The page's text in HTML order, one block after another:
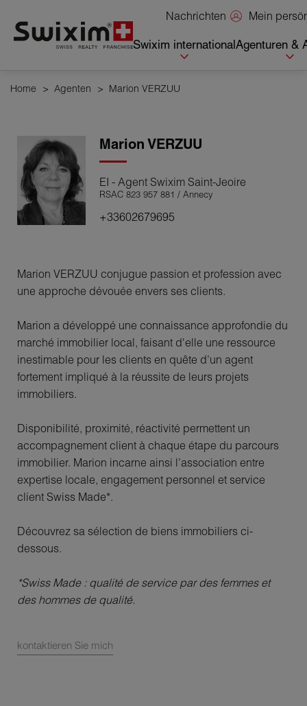
Nachrichten Mein
Swixim internationalAgenturen &
Home > Agenten > Marion VERZUU
Marion VERZUU
EI - Agent Swixim Saint-Jeoire
RSAC 823 957 881 / Annecy
+33602679695
Marion VERZUU conjugue passion et profession avec
une approche dévouée envers ses clients.
Marion a développé une connaissance approfondie du
marché immobilier local, faisant d'elle une ressource
inestimable pour les clients en quête d’un agent
fortement impliqué à la réussite de leurs projets
immobiliers.
Disponibilité, proximité, réactivité permettent un
accompagnement client à chaque étape du parcours
immobilier. Marion incarne ainsi l’association entre
expertise locale, engagement personnel et service
client Swiss Made*.
Découvrez sa sélection de biens immobiliers ci-
dessous.
*Swiss Made : qualité de service par des femmes et
des hommes de qualité.
kontaktieren Sie mich